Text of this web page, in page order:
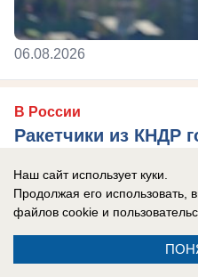
06.08.2026
В России
Ракетчики из КНДР
корейского
Западные СМИ, а также
официальные лица
возможного прибытия в
Наш сайт использует куки.
Продолжая его использовать,
файлов cookie и